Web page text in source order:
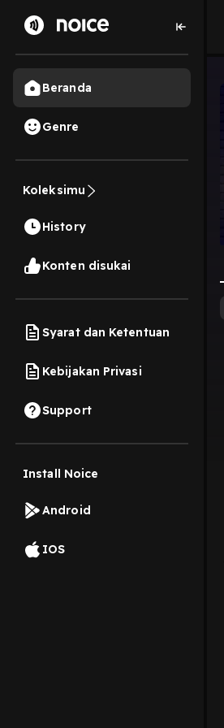
Beranda
Genre
Koleksimu
History
Konten disukai
Syarat dan Ketentuan
Kebijakan Privasi
Support
Install Noice
Android
IOS